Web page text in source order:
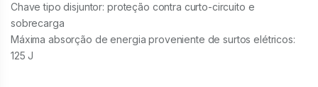
Chave tipo disjuntor: proteção contra curto-circuito e
sobrecarga
Máxima absorção de energia proveniente de surtos elétricos:
125 J